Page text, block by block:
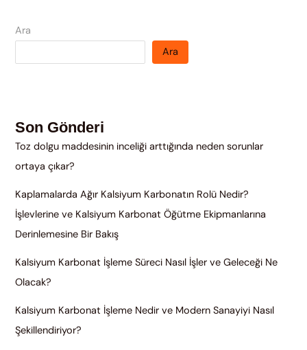
Ara
Ara
Son Gönderi
Toz dolgu maddesinin inceliği arttığında neden sorunlar
ortaya çıkar?
Kaplamalarda Ağır Kalsiyum Karbonatın Rolü Nedir?
İşlevlerine ve Kalsiyum Karbonat Öğütme Ekipmanlarına
Derinlemesine Bir Bakış
Kalsiyum Karbonat İşleme Süreci Nasıl İşler ve Geleceği Ne
Olacak?
Kalsiyum Karbonat İşleme Nedir ve Modern Sanayiyi Nasıl
Şekillendiriyor?